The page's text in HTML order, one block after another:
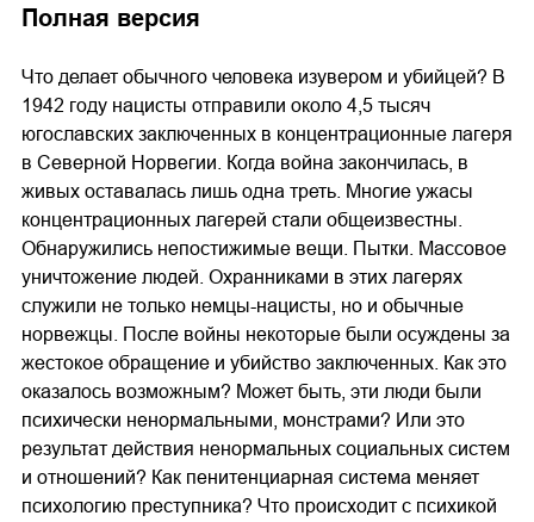
Полная версия
Что делает обычного человека изувером и убийцей? В
1942 году нацисты отправили около 4,5 тысяч
югославских заключенных в концентрационные лагеря
в Северной Норвегии. Когда война закончилась, в
живых оставалась лишь одна треть. Многие ужасы
концентрационных лагерей стали общеизвестны.
Обнаружились непостижимые вещи. Пытки. Массовое
уничтожение людей. Охранниками в этих лагерях
служили не только немцы-нацисты, но и обычные
норвежцы. После войны некоторые были осуждены за
жестокое обращение и убийство заключенных. Как это
оказалось возможным? Может быть, эти люди были
психически ненормальными, монстрами? Или это
результат действия ненормальных социальных систем
и отношений? Как пенитенциарная система меняет
психологию преступника? Что происходит с психикой